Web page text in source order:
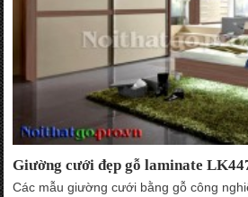
Giường cưới đẹp gỗ laminate
Các mẫu giường cưới bằng gỗ công